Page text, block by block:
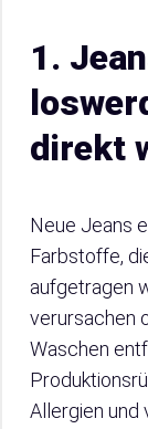
1.
direkt
Neue Jeans
Farbstoffe,
aufgetragen
verursachen
Waschen
Allergien und